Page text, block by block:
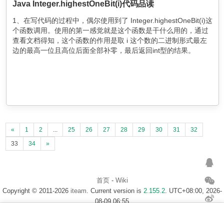
Java Integer.highestOneBit(i)代码品读
1、在写代码的过程中，偶尔使用到了 Integer.highestOneBit(i)这
个函数调用。使用的第一感觉就是这个函数是干什么用的，通过
查看文档得知，这个函数的作用是取 i 这个数的二进制形式最左
边的最高一位且高位后面全部补零，最后返回int型的结果。
« 1 2 ... 25 26 27 28 29 30 31
32
33
34 »
首页- Wiki
Copyright © 2011-2026 iteam . Current version is 2.155.2. UTC+08:00, 2026-
08-09 06:55